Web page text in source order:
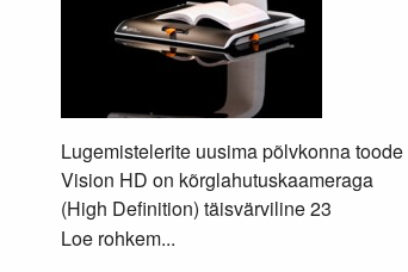
Lugemistelerite uusima põlvkonna toode
Vision HD on kõrglahutuskaameraga
(High Definition) täisvärviline 23
Loe rohkem...